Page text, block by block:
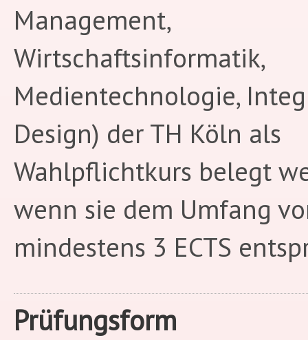
Management,
Wirtschaftsinformatik,
Medientechnologie,
Design) der TH Köln als
Wahlpflichtkurs belegt
wenn sie dem Umfang
mindestens 3 ECTS
Prüfungsform